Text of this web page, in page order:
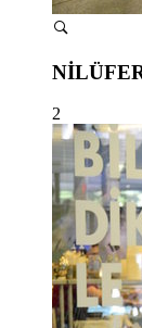
2